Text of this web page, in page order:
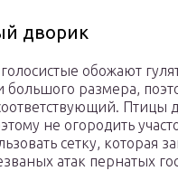
дворик
обожают
большого размера,
Птицы
не огородить
сетку, которая
атак пернатых